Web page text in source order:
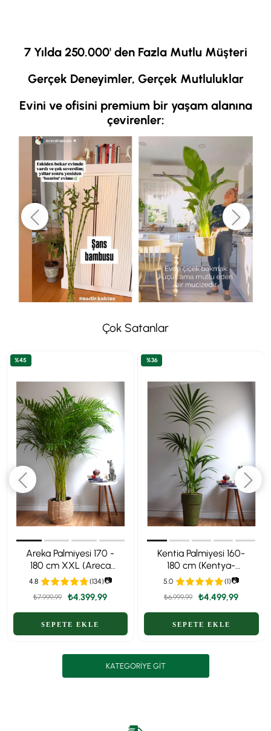
7 Yılda 250.000' den Fazla Mutlu Müşteri
Gerçek Deneyimler, Gerçek Mutluluklar
Evini ve ofisini premium bir yaşam alanına
çevirenler:
Çok Satanlar
Areka Palmiyesi 170 -
180 cm XXL (Areca
Dypsis Lutescens) –
Ekstra Dolgun Form
4.8 (134)📷
₺4.399,99
₺7.999,99
%45
Kentia Palmiyesi 160-
180 cm (Kentya-
Howea Palmiyesi)
5.0 (1)📷
₺4.499,99
₺6.999,99
%36
KATEGORIYE GIT